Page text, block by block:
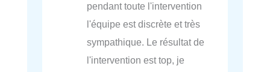
pendant toute l'intervention
l'équipe est discrète et très
sympathique. Le résultat de
l'intervention est top, je